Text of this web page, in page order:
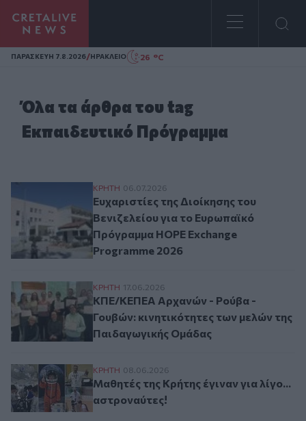
Homepage
ΠΑΡΑΣΚΕΥΗ 7.8.2026/ΗΡΑΚΛΕΙΟ 26 °C
Όλα τα άρθρα του tag
Εκπαιδευτικό Πρόγραμμα
Ευχαριστίες της Διοίκησης του
ΚΡΗΤΗ 06.07.2026
Ευχαριστίες της Διοίκησης του
Βενιζελείου για το Ευρωπαϊκό
Πρόγραμμα HOPE Exchange
Programme 2026
ΚΠΕ/ΚΕΠΕΑ Αρχανών - Ρούβα - Γουβών:
ΚΡΗΤΗ 17.06.2026
ΚΠΕ/ΚΕΠΕΑ Αρχανών - Ρούβα -
Γουβών: κινητικότητες των μελών της
Παιδαγωγικής Ομάδας
Μαθητές της Κρήτης έγιναν για λίγο...
ΚΡΗΤΗ 08.06.2026
Μαθητές της Κρήτης έγιναν για λίγο...
αστροναύτες!